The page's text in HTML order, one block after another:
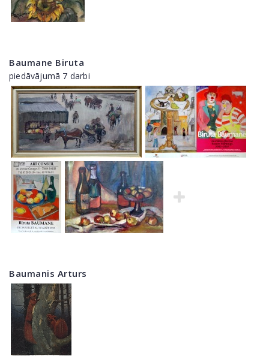
Baumane Biruta
piedāvājumā 7 darbi
Baumanis Arturs